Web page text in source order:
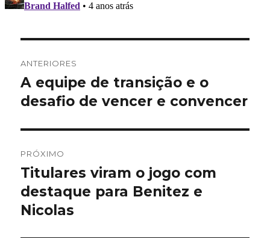
de
Post
ANTERIORES
Post
anterior:
A equipe de transição e o
desafio de vencer e convencer
PRÓXIMO
Próximo
post:
Titulares viram o jogo com
destaque para Benitez e
Nicolas